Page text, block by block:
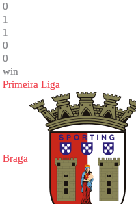
0
1
1
0
0
win
Primeira Liga
Braga